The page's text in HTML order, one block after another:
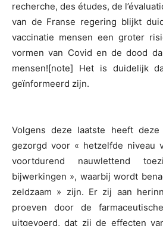
recherche, des études, de
van de Franse regering blijkt
vaccinatie mensen een groter
vormen van Covid en de dood
mensen![note] Het is duidelijk
geïnformeerd zijn.
Volgens deze laatste heeft deze
gezorgd voor « hetzelfde niveau
voortdurend nauwlettend
bijwerkingen », waarbij wordt
zeldzaam » zijn. Er zij aan
proeven door de
uitgevoerd, dat zij de effecten